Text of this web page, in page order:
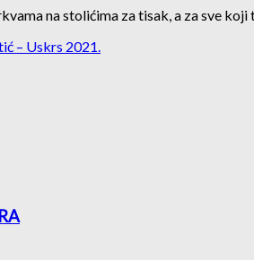
na stolićima za tisak, a za sve
– Uskrs 2021.